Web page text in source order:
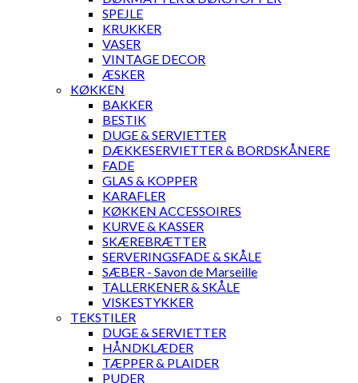
SPEJLE
KRUKKER
VASER
VINTAGE DECOR
ÆSKER
KØKKEN
BAKKER
BESTIK
DUGE & SERVIETTER
DÆKKESERVIETTER & BORDSKÅNERE
FADE
GLAS & KOPPER
KARAFLER
KØKKEN ACCESSOIRES
KURVE & KASSER
SKÆREBRÆTTER
SERVERINGSFADE & SKÅLE
SÆBER - Savon de Marseille
TALLERKENER & SKÅLE
VISKESTYKKER
TEKSTILER
DUGE & SERVIETTER
HÅNDKLÆDER
TÆPPER & PLAIDER
PUDER